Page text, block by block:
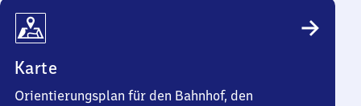
Karte
Orientierungsplan für den Bahnhof, den